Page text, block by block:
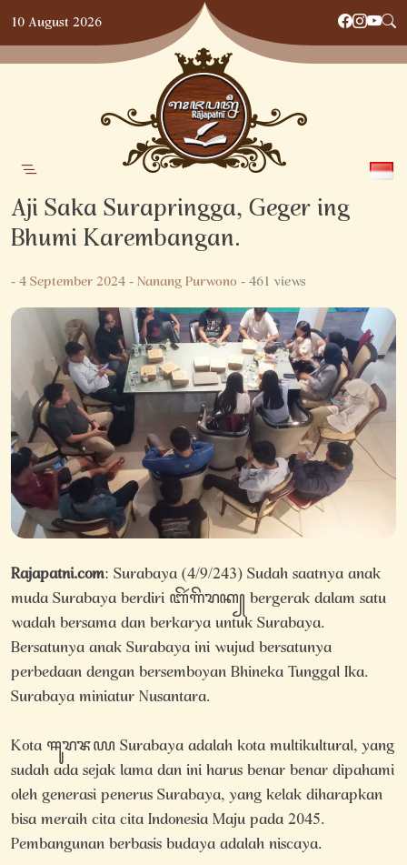
Skip
to
content
10 August 2026
Aji Saka Surapringga, Geger ing
Bhumi Karembangan.
-4 September 2024-Nanang Purwono- 461 views
Rajapatni.com: Surabaya (4/9/243) Sudah saatnya anak
muda Surabaya berdiri ꦧꦼꦂꦒꦼꦫꦏ꧀ bergerak dalam satu
wadah bersama dan berkarya untuk Surabaya.
Bersatunya anak Surabaya ini wujud bersatunya
perbedaan dengan bersemboyan Bhineka Tunggal Ika.
Surabaya miniatur Nusantara.
Kota ꦯꦸꦫꦨꦪ Surabaya adalah kota multikultural, yang
sudah ada sejak lama dan ini harus benar benar dipahami
oleh generasi penerus Surabaya, yang kelak diharapkan
bisa meraih cita cita Indonesia Maju pada 2045.
Pembangunan berbasis budaya adalah niscaya.